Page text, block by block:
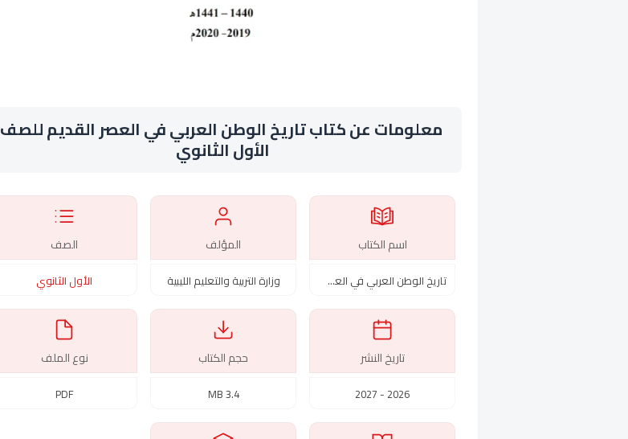
معلومات عن كتاب تاريخ الوطن العربي في العصر القديم للصف
الأول الثانوي
اسم الكتاب
تاريخ الوطن العربي في العصر القديم
المؤلف
وزارة التربية والتعليم الليبية
الصف
الأول الثانوي
تاريخ النشر
2026 - 2027
حجم الكتاب
3.4 MB
نوع الملف
PDF